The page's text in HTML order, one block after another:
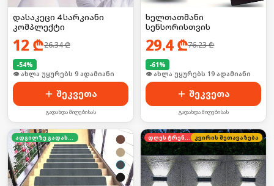
დასაკეცი 4 სარკიანი
კომპლექტი
12 ₾26.34₾
-54%
🛒 ბოლო 24სთ-ში იყიდა 16-მა
შეკვეთა
გადახდა მიღებისას
ხელთათმანი
სენსორისთვის
29.4₾76.23₾
-61%
🛒 ბოლო 24სთ-ში იყიდა 2-მა
შეკვეთა
გადახდა მიღებისას
ადგილზე გადახდა დღეს ტრენდში კვირის შეთავაზება